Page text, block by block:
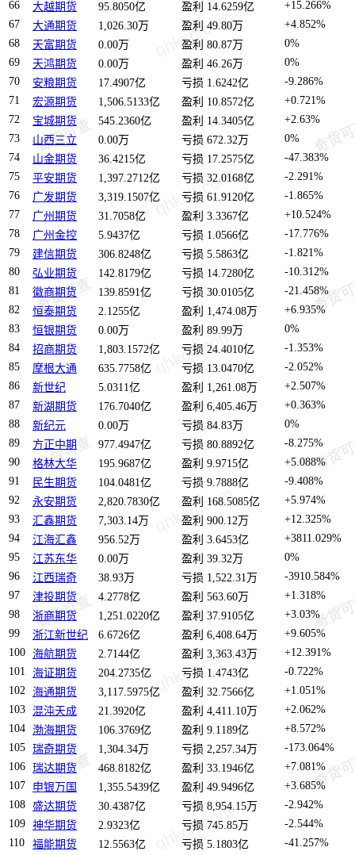
66 大越期货 95.8050亿 盈利 14.6259亿
+15.266%
67
大通期货 1,026.30万 盈利 49.80万
+4.852%
68
天富期货 0.00万 盈利 80.87万
0%
69
天鸿期货 0.00万 盈利 46.26万
0%
70
安粮期货 17.4907亿 亏损 1.6242亿
-9.286%
71
宏源期货 1,506.5133亿 盈利 10.8572亿
+0.721%
72
宝城期货 545.2360亿 盈利 14.3405亿
+2.63%
73
山西三立 0.00万 亏损 672.32万
0%
74
山金期货 36.4215亿 亏损 17.2575亿
-47.383%
75
平安期货 1,397.2712亿 亏损 32.0168亿
-2.291%
76
广发期货 3,319.1507亿 亏损 61.9120亿
-1.865%
77
广州期货 31.7058亿 盈利 3.3367亿
+10.524%
78
广州金控 5.9437亿 亏损 1.0566亿
-17.776%
79
建信期货 306.8248亿 亏损 5.5863亿
-1.821%
80
弘业期货 142.8179亿 亏损 14.7280亿
-10.312%
81
徽商期货 139.8591亿 亏损 30.0105亿
-21.458%
82
恒泰期货 2.1255亿 盈利 1,474.08万
+6.935%
83
恒银期货 0.00万 盈利 89.99万
0%
84
招商期货 1,803.1572亿 亏损 24.4010亿
-1.353%
85
摩根大通 635.7758亿 亏损 13.0470亿
-2.052%
86
新世纪 5.0311亿 盈利 1,261.08万
+2.507%
87
新湖期货 176.7040亿 盈利 6,405.46万
+0.363%
88
新纪元 0.00万 亏损 84.83万
0%
89
方正中期 977.4947亿 亏损 80.8892亿
-8.275%
90
格林大华 195.9687亿 盈利 9.9715亿
+5.088%
91
民生期货 104.0481亿 亏损 9.7888亿
-9.408%
92
永安期货 2,820.7830亿 盈利 168.5085亿
+5.974%
93
汇鑫期货 7,303.14万 盈利 900.12万
+12.325%
94
江海汇鑫 956.52万 盈利 3.6453亿
+3811.029%
95
江苏东华 0.00万 盈利 39.32万
0%
96
江西瑞奇 38.93万 亏损 1,522.31万
-3910.584%
97
津投期货 4.2778亿 盈利 563.60万
+1.318%
98
浙商期货 1,251.0220亿 盈利 37.9105亿
+3.03%
99
浙江新世纪 6.6726亿 盈利 6,408.64万
+9.605%
100 海航期货 2.7144亿 盈利 3,363.43万
+12.391%
101
海证期货 204.2735亿 亏损 1.4743亿
-0.722%
102 海通期货 3,117.5975亿 盈利 32.7566亿
+1.051%
103
混沌天成 21.3920亿 盈利 4,411.10万
+2.062%
104 渤海期货 106.3769亿 盈利 9.1189亿
+8.572%
105 瑞奇期货 1,304.34万 亏损 2,257.34万
-173.064%
106 瑞达期货 468.8182亿 盈利 33.1946亿
+7.081%
107
申银万国 1,355.5439亿 盈利 49.9496亿
+3.685%
108 盛达期货 30.4387亿 亏损 8,954.15万
-2.942%
109 神华期货 2.9323亿 亏损 745.85万
-2.544%
110
福能期货 12.5563亿 亏损 5.1803亿
-41.257%